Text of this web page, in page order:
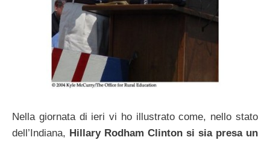
Nella giornata di ieri vi ho illustrato come, nello stato
dell’Indiana, Hillary Rodham Clinton si sia presa un